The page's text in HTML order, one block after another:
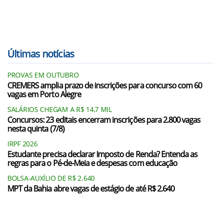
Últimas notícias
PROVAS EM OUTUBRO
CREMERS amplia prazo de inscrições para concurso com 60
vagas em Porto Alegre
SALÁRIOS CHEGAM A R$ 14,7 MIL
Concursos: 23 editais encerram inscrições para 2.800 vagas
nesta quinta (7/8)
IRPF 2026
Estudante precisa declarar Imposto de Renda? Entenda as
regras para o Pé-de-Meia e despesas com educação
BOLSA-AUXÍLIO DE R$ 2.640
MPT da Bahia abre vagas de estágio de até R$ 2.640